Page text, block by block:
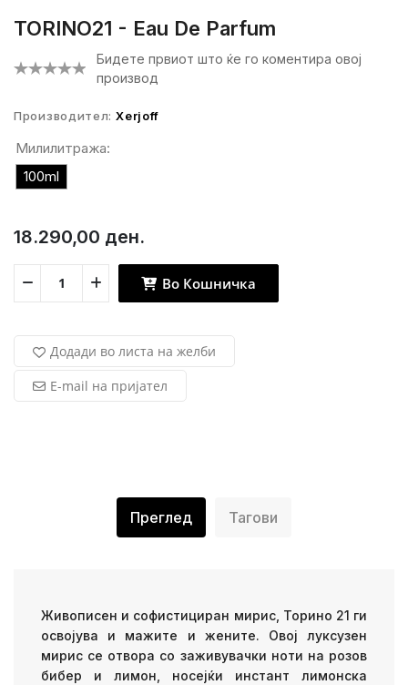
TORINO21 - Eau De Parfum
Бидете првиот што ќе го коментира овој
производ
Производител: Xerjoff
Милилитража:
100ml
18.290,00 ден.
Во Кошничка
Додади во листа на желби
E-mail на пријател
Преглед Тагови
Живописен и софистициран мирис, Торино 21 ги
освојува и мажите и жените. Овој луксузен
мирис се отвора со заживувачки ноти на розов
бибер и лимон, носејќи инстант лимонска